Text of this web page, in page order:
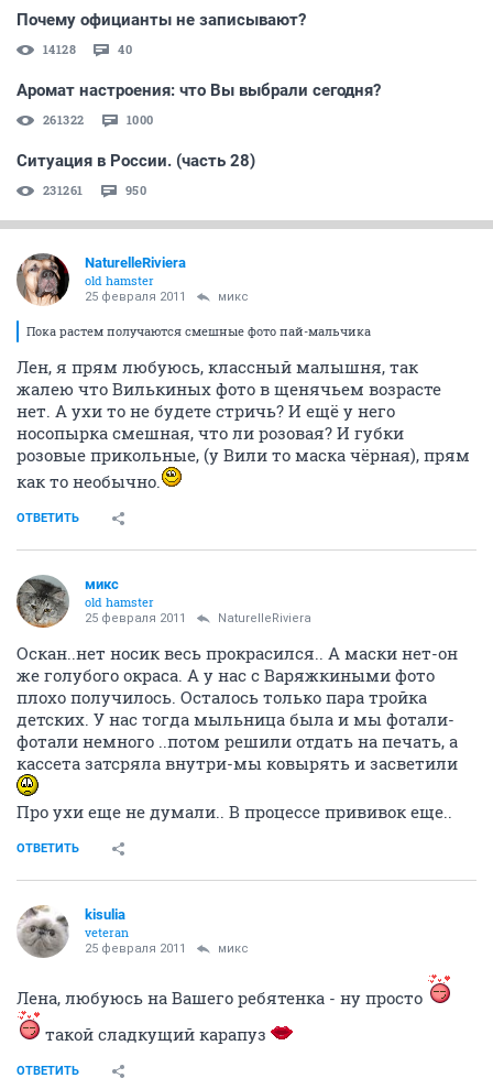
Почему официанты не записывают?
14128 40
Аромат настроения: что Вы выбрали сегодня?
261322 1000
Ситуация в России. (часть 28)
231261 950
NaturelleRiviera
old hamster
25 февраля 2011 микс
Пока растем получаются смешные фото пай-мальчика
Лен, я прям любуюсь, классный малышня, так
жалею что Вилькиных фото в щенячьем возрасте
нет. А ухи то не будете стричь? И ещё у него
носопырка смешная, что ли розовая? И губки
розовые прикольные, (у Вили то маска чёрная), прям
как то необычно.
ОТВЕТИТЬ
микс
old hamster
25 февраля 2011 NaturelleRiviera
Оскан..нет носик весь прокрасился.. А маски нет-он
же голубого окраса. А у нас с Варяжкиными фото
плохо получилось. Осталось только пара тройка
детских. У нас тогда мыльница была и мы фотали-
фотали немного ..потом решили отдать на печать, а
кассета затсряла внутри-мы ковырять и засветили
Про ухи еще не думали.. В процессе прививок еще..
ОТВЕТИТЬ
kisulia
veteran
25 февраля 2011 микс
Лена, любуюсь на Вашего ребятенка - ну просто
такой сладкущий карапуз
ОТВЕТИТЬ